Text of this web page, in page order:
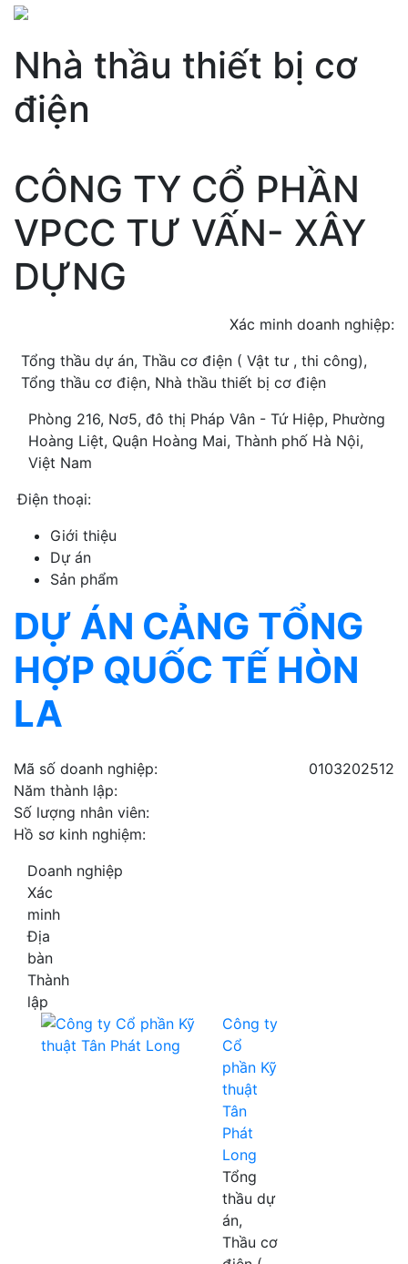
Nhà thầu thiết bị cơ
điện
CÔNG TY CỔ PHẦN
VPCC TƯ VẤN- XÂY
DỰNG
Xác minh doanh nghiệp:
Tổng thầu dự án, Thầu cơ điện ( Vật tư , thi công),
Tổng thầu cơ điện, Nhà thầu thiết bị cơ điện
Phòng 216, Nơ5, đô thị Pháp Vân - Tứ Hiệp, Phường
Hoàng Liệt, Quận Hoàng Mai, Thành phố Hà Nội,
Việt Nam
Điện thoại:
Giới thiệu
Dự án
Sản phẩm
DỰ ÁN CẢNG TỔNG
HỢP QUỐC TẾ HÒN
LA
Mã số doanh nghiệp:
0103202512
Năm thành lập:
Số lượng nhân viên:
Hồ sơ kinh nghiệm:
Doanh nghiệp
Xác
minh
Địa
bàn
Thành
lập
Công ty
Cổ
phần Kỹ
thuật
Tân
Phát
Long
Tổng
thầu dự
án,
Thầu cơ